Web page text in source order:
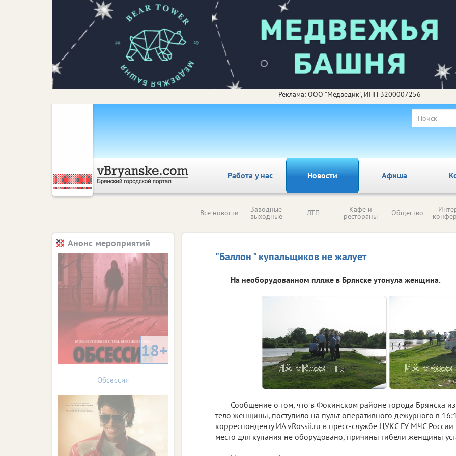
Реклама: ООО "Медведик", ИНН 3200007256
Работа у нас Новости Афиша
Все новости Заводные
выходные ДТП Кафе и
рестораны Общество
"Баллон " купальщиков не жалует
На необорудованном пляже в Брянске утонула женщина.
Сообщение о том, что в Фокинском районе города Брянска
тело женщины, поступило на пульт оперативного дежурного в
корреспонденту ИА vRossii.ru в пресс-службе ЦУКС ГУ МЧС России
место для купания не оборудовано, причины гибели женщины
Анонс мероприятий
18+
Обсессия